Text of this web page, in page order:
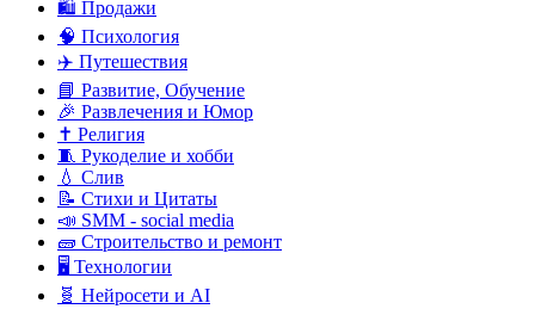
🛍️ Продажи
🧠 Психология
✈️ Путешествия
📘 Развитие, Обучение
🎉 Развлечения и Юмор
✝️ Религия
🧵 Рукоделие и хобби
💧 Слив
📝 Стихи и Цитаты
📣 SMM - social media
🧱 Строительство и ремонт
🖥️ Технологии
🧬 Нейросети и AI